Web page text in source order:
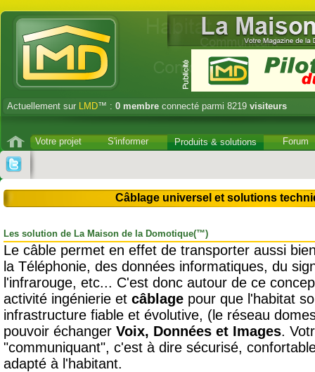
Actuellement sur LMD™ : 0 membre connecté parmi 8219 visiteurs
Votre projet S'informer Produits & solutions Forum
Câblage universel et solutions
Les solution de La Maison de la Domotique(™)
Le câble permet en effet de transporter aussi
la Téléphonie, des données informatiques, du
l'infrarouge, etc... C'est donc autour de ce
activité ingénierie et câblage pour que l'habitat
infrastructure fiable et évolutive, (le réseau
pouvoir échanger Voix, Données et Images.
"communiquant", c'est à dire sécurisé,
adapté à l'habitant.